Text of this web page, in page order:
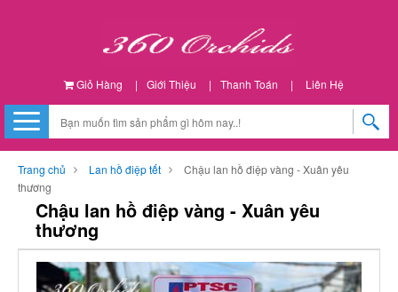
Giỏ Hàng | Giới Thiệu | Thanh Toán | Liên Hệ
Trang chủ Lan hồ điệp tết
Chậu lan hồ điệp vàng - Xuân yêu
thương
Chậu lan hồ điệp vàng - Xuân yêu
thương